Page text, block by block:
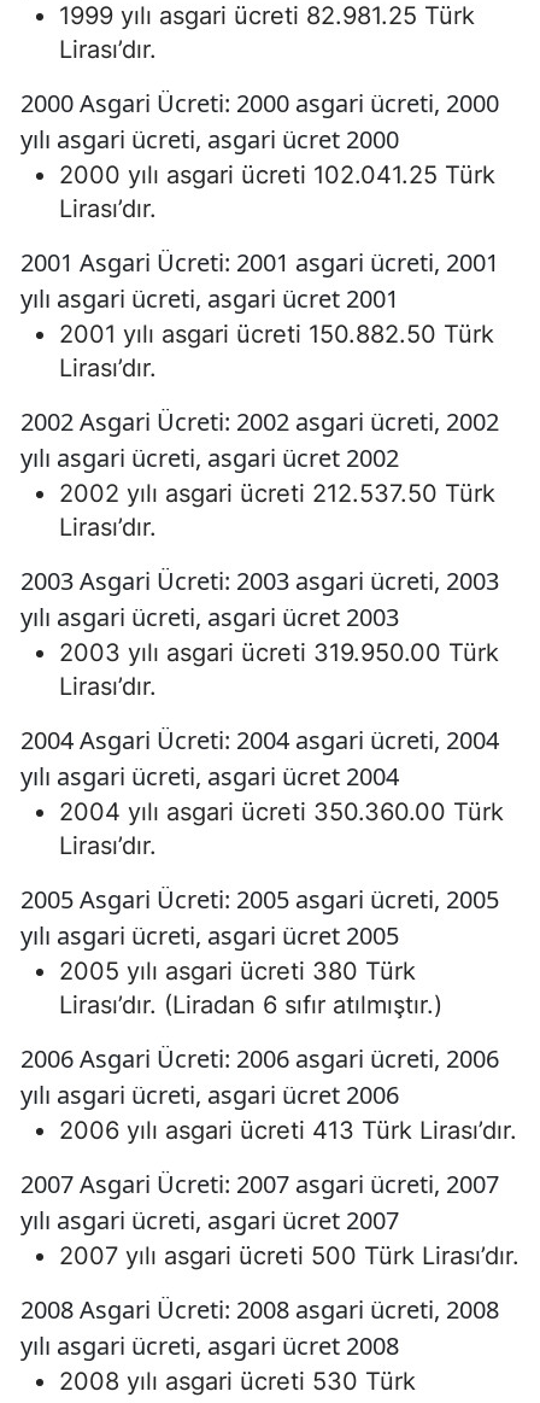
1999 yılı asgari ücreti 82.981.25 Türk
Lirası’dır.
2000 Asgari Ücreti: 2000 asgari ücreti, 2000
yılı asgari ücreti, asgari ücret 2000
2000 yılı asgari ücreti 102.041.25 Türk
Lirası’dır.
2001 Asgari Ücreti: 2001 asgari ücreti, 2001
yılı asgari ücreti, asgari ücret 2001
2001 yılı asgari ücreti 150.882.50 Türk
Lirası’dır.
2002 Asgari Ücreti: 2002 asgari ücreti, 2002
yılı asgari ücreti, asgari ücret 2002
2002 yılı asgari ücreti 212.537.50 Türk
Lirası’dır.
2003 Asgari Ücreti: 2003 asgari ücreti, 2003
yılı asgari ücreti, asgari ücret 2003
2003 yılı asgari ücreti 319.950.00 Türk
Lirası’dır.
2004 Asgari Ücreti: 2004 asgari ücreti, 2004
yılı asgari ücreti, asgari ücret 2004
2004 yılı asgari ücreti 350.360.00 Türk
Lirası’dır.
2005 Asgari Ücreti: 2005 asgari ücreti, 2005
yılı asgari ücreti, asgari ücret 2005
2005 yılı asgari ücreti 380 Türk
Lirası’dır. (Liradan 6 sıfır atılmıştır.)
2006 Asgari Ücreti: 2006 asgari ücreti, 2006
yılı asgari ücreti, asgari ücret 2006
2006 yılı asgari ücreti 413 Türk Lirası’dır.
2007 Asgari Ücreti: 2007 asgari ücreti, 2007
yılı asgari ücreti, asgari ücret 2007
2007 yılı asgari ücreti 500 Türk Lirası’dır.
2008 Asgari Ücreti: 2008 asgari ücreti, 2008
yılı asgari ücreti, asgari ücret 2008
2008 yılı asgari ücreti 530 Türk